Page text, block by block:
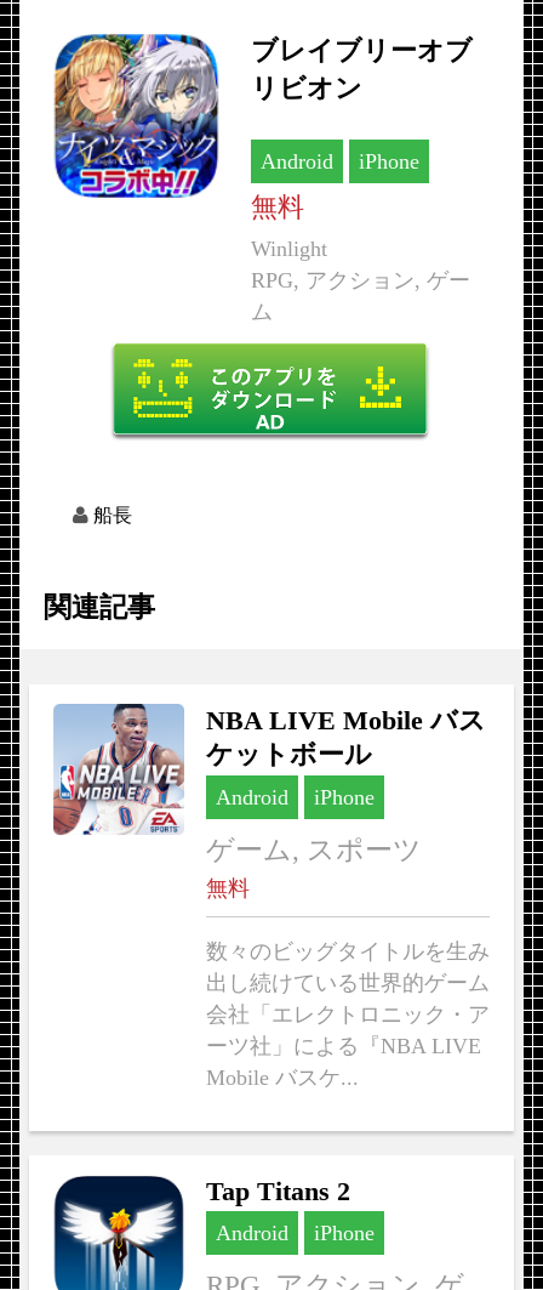
ブレイブリーオブ
リビオン
Android iPhone
無料
Winlight
RPG, アクション, ゲー
ム
船長
関連記事
NBA LIVE Mobile バス
ケットボール
Android iPhone
ゲーム, スポーツ
無料
数々のビッグタイトルを生み
出し続けている世界的ゲーム
会社「エレクトロニック・ア
ーツ社」による『NBA LIVE
Mobile バスケ...
Tap Titans 2
Android iPhone